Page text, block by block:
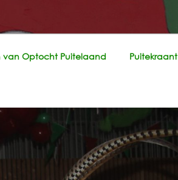
van Optocht Puitelaand Puitekraant